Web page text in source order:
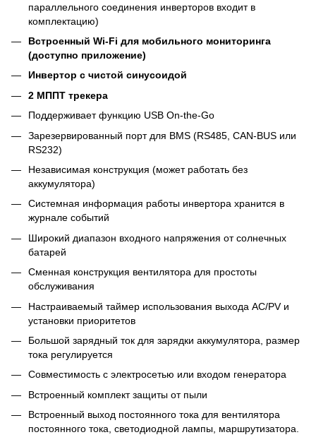
параллельного соединения инверторов входит в
комплектацию)
Встроенный Wi-Fi для мобильного мониторинга
(доступно приложение)
Инвертор с чистой синусоидой
2 МППТ трекера
Поддерживает функцию USB On-the-Go
Зарезервированный порт для BMS (RS485, CAN-BUS или
RS232)
Независимая конструкция (может работать без
аккумулятора)
Системная информация работы инвертора хранится в
журнале событий
Широкий диапазон входного напряжения от солнечных
батарей
Сменная конструкция вентилятора для простоты
обслуживания
Настраиваемый таймер использования выхода AC/PV и
установки приоритетов
Большой зарядный ток для зарядки аккумулятора, размер
тока регулируется
Совместимость с электросетью или входом генератора
Встроенный комплект защиты от пыли
Встроенный выход постоянного тока для вентилятора
постоянного тока, светодиодной лампы, маршрутизатора.